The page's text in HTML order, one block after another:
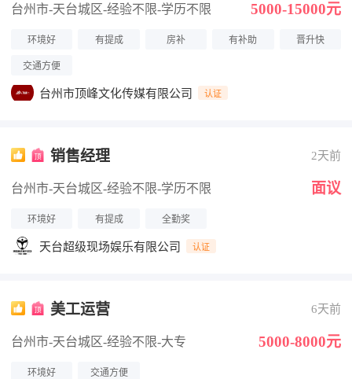
台州市-天台城区-经验不限-学历不限 5000-15000元
环境好 有提成 房补 有补助 晋升快
交通方便
台州市顶峰文化传媒有限公司 认证
销售经理 2天前
台州市-天台城区-经验不限-学历不限 面议
环境好 有提成 全勤奖
天台超级现场娱乐有限公司 认证
美工运营 6天前
台州市-天台城区-经验不限-大专 5000-8000元
环境好 交通方便